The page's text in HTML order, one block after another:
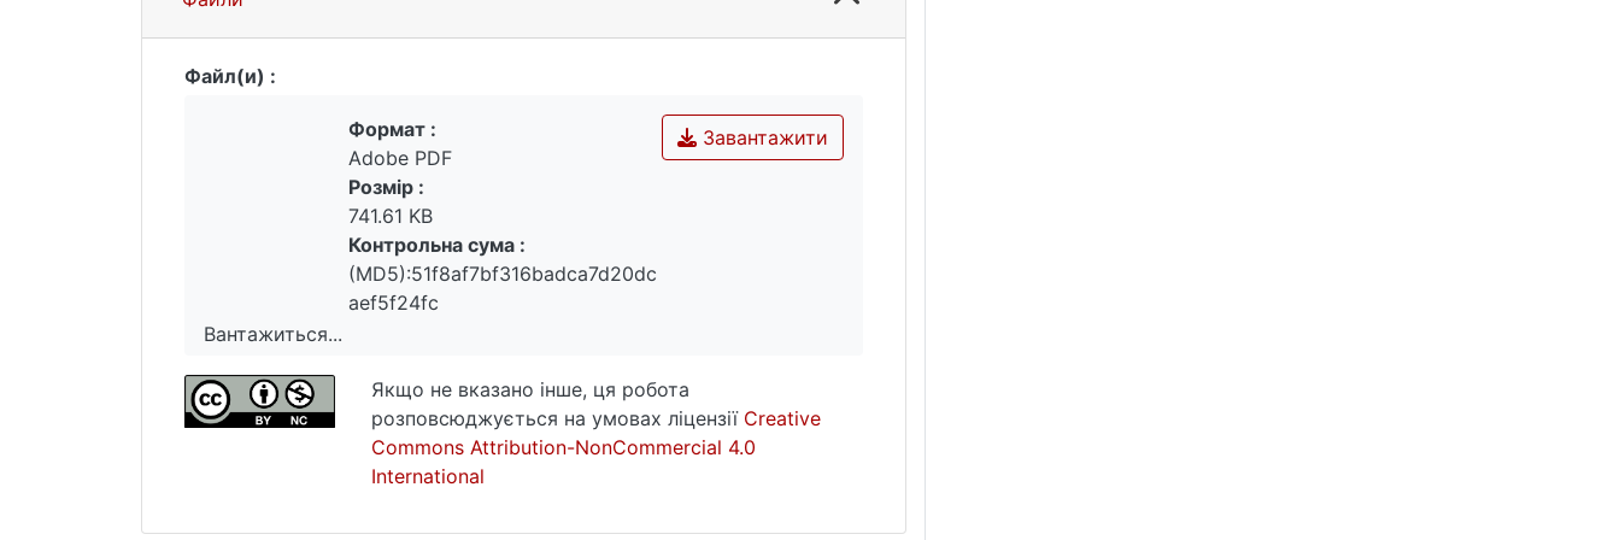
Файл(и) :
Вантажиться...
Вантажиться...
Завантажити
Формат :
Adobe PDF
Розмір :
741.61 KB
Контрольна сума :
(MD5):51f8af7bf316badca7d20dc
aef5f24fc
Якщо не вказано інше, ця робота
розповсюджується на умовах ліцензії Creative
Commons Attribution-NonCommercial 4.0
International